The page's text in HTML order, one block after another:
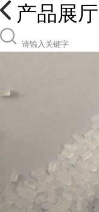
产品展厅